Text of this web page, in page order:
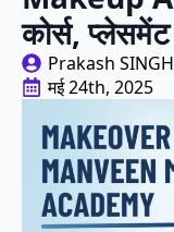
कोर्स,
Prakash SINGH
मई 24th, 2025